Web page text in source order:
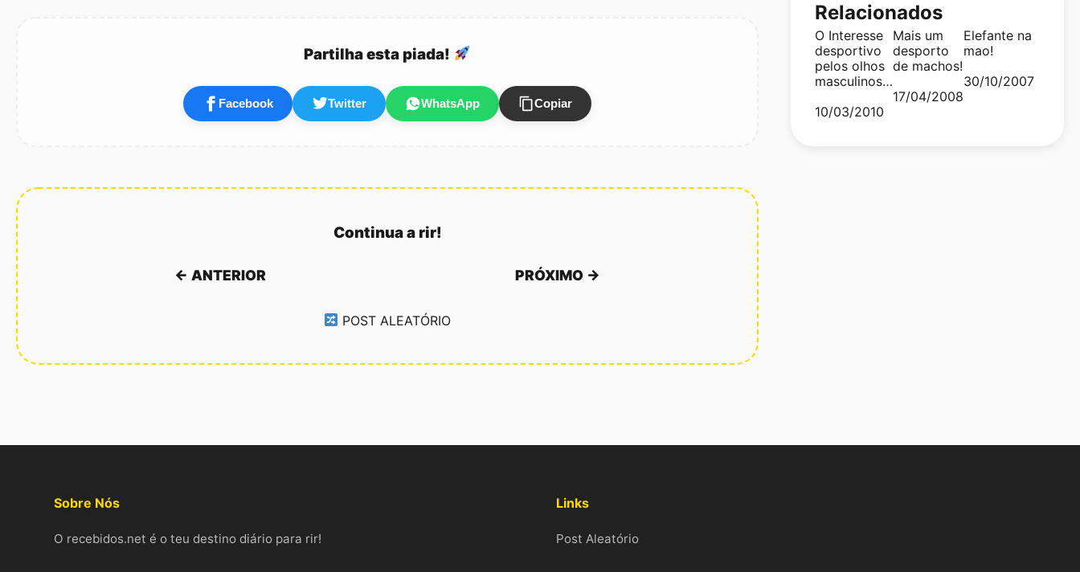
Partilha esta piada!
Facebook Twitter WhatsApp Copiar
Continua a rir!
← ANTERIOR PRÓXIMO →
POST ALEATÓRIO
Relacionados
O Interesse
desportivo
pelos olhos
masculinos…
Date
10/03/2010
Mais um
desporto
de machos!
Date
17/04/2008
Elefante na
mao!
Date
30/10/2007
Sobre Nós
O recebidos.net é o teu destino diário para rir!
Links
Post Aleatório